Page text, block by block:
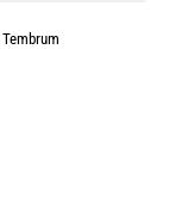
Tembrum